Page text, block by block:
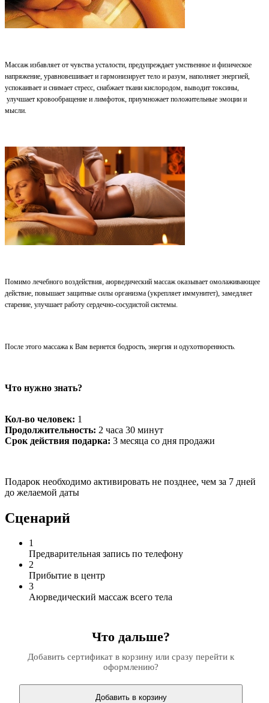
Массаж избавляет от чувства усталости, предупреждает умственное и физическое
напряжение, уравновешивает и гармонизирует тело и разум, наполняет энергией,
успокаивает и снимает стресс, снабжает ткани кислородом, выводит токсины,
улучшает кровообращение и лимфоток, приумножает положительные эмоции и
мысли.
Помимо лечебного воздействия, аюрведический массаж оказывает омолаживающее
действие, повышает защитные силы организма (укрепляет иммунитет), замедляет
старение, улучшает работу сердечно-сосудистой системы.
После этого массажа к Вам вернется бодрость, энергия и одухотворенность.
Что нужно знать?
Кол-во человек: 1
Продолжительность: 2 часа 30 минут
Срок действия подарка: 3 месяца со дня продажи
Подарок необходимо активировать не позднее, чем за 7 дней
до желаемой даты
Сценарий
1
Предварительная запись по телефону
2
Прибытие в центр
3
Аюрведический массаж всего тела
Что дальше?
Добавить сертификат в корзину или сразу перейти к
оформлению?
Добавить в корзину